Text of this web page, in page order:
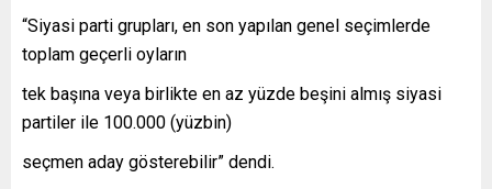
“Siyasi parti grupları, en son yapılan genel seçimlerde
toplam geçerli oyların
tek başına veya birlikte en az yüzde beşini almış siyasi
partiler ile 100.000 (yüzbin)
seçmen aday gösterebilir” dendi.